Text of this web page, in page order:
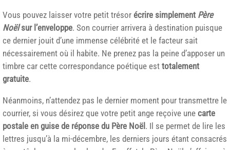
Vous pouvez laisser votre petit trésor écrire simplement Père
Noël sur l’enveloppe. Son courrier arrivera à destination puisque
ce dernier jouit d’une immense célébrité et le facteur sait
nécessairement où il habite. Ne prenez pas la peine d’apposer un
timbre car cette correspondance poétique est totalement
gratuite.
Néanmoins, n’attendez pas le dernier moment pour transmettre le
courrier, si vous désirez que votre petit ange reçoive une carte
postale en guise de réponse du Père Noël . Il se permet de lire les
lettres jusqu’à la mi-décembre, les derniers jours étant consacrés